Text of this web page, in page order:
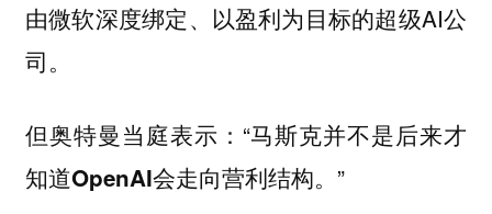
由微软深度绑定、以盈利为目标的超级AI公
司。
但奥特曼当庭表示：“马斯克并不是后来才
知道OpenAI会走向营利结构。”